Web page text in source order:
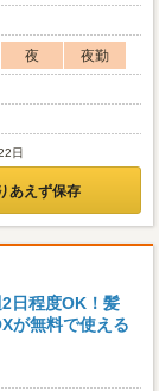
夜
夜勤
日
あえず保存
2日程度OK！髪
が無料で使える